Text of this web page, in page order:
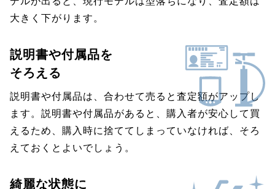
大きく下がります。
説明書や付属品を
そろえる
説明書や付属品は、合わせて売ると査定額がアップし
ます。説明書や付属品があると、購入者が安心して買
えるため、購入時に捨ててしまっていなければ、そろ
えておくとよいでしょう。
綺麗な状態に